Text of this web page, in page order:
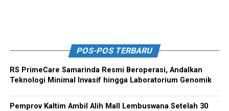
POS-POS TERBARU
RS PrimeCare Samarinda Resmi Beroperasi, Andalkan
Teknologi Minimal Invasif hingga Laboratorium Genomik
Pemprov Kaltim Ambil Alih Mall Lembuswana Setelah 30